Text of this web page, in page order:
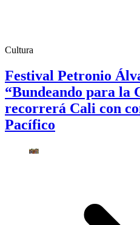
Cultura
Festival Petronio
“Bundeando para la
recorrerá Cali con
Pacífico